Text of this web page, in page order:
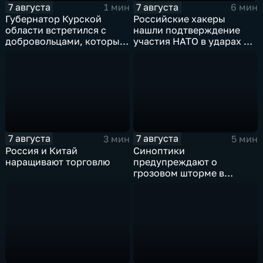
7 августа
1 мин
Губернатор Курской
области встретился с
добровольцами, которые
7 августа
6 мин
Российские хакеры
нашли подтверждение
участия НАТО в ударах по
7 августа
3 мин
Россия и Китай
наращивают торговлю
7 августа
5 мин
Синоптики
предупреждают о
грозовом шторме в